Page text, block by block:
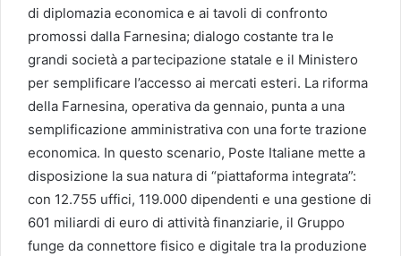
di diplomazia economica e ai tavoli di confronto
promossi dalla Farnesina; dialogo costante tra le
grandi società a partecipazione statale e il Ministero
per semplificare l’accesso ai mercati esteri. La riforma
della Farnesina, operativa da gennaio, punta a una
semplificazione amministrativa con una forte trazione
economica. In questo scenario, Poste Italiane mette a
disposizione la sua natura di “piattaforma integrata”:
con 12.755 uffici, 119.000 dipendenti e una gestione di
601 miliardi di euro di attività finanziarie, il Gruppo
funge da connettore fisico e digitale tra la produzione